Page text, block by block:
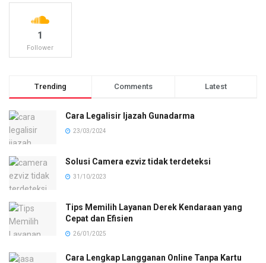
1
Follower
Trending Comments Latest
Cara Legalisir Ijazah Gunadarma
23/03/2024
Solusi Camera ezviz tidak terdeteksi
31/10/2023
Tips Memilih Layanan Derek Kendaraan yang
Cepat dan Efisien
26/01/2025
Cara Lengkap Langganan Online Tanpa Kartu